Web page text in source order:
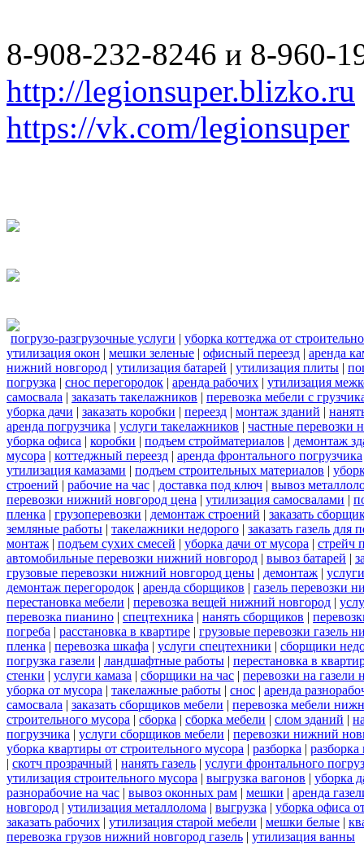
8-908-232-8246 и 8-960-
http://legionsuper.blizko.ru
https://vk.com/legionsuper
погрузо-разгрузочные услуги | уборка коттеджа от
утилизация окон | мешки зеленые | офисный переезд | аренда
нижний новгород | утилизация батарей | утилизация плиты |
погрузка | снос перегородок | аренда рабочих | утилизация
самосвала | заказать такелажников | перевозка мебели с
уборка дачи | заказать коробки | переезд | монтаж зданий |
аренда погрузчика | услуги такелажников | частные перевозки
уборка офиса | коробки | подъем стройматериалов | демонтаж
мусора | коттеджный переезд | аренда фронтального погрузчика
утилизация камазами | подъем строительных материалов |
строений | рабочие на час | доставка под ключ | вывоз
перевозки нижний новгород цена | утилизация самосвалами |
пленка | грузоперевозки | демонтаж строений | заказать
земляные работы | такелажники недорого | заказать газель
монтаж | подъем сухих смесей | уборка дачи от мусора | стрейч
автомобильные перевозки нижний новгород | вывоз батарей |
грузовые перевозки нижний новгород цены | демонтаж |
демонтаж перегородок | аренда сборщиков | газель перевозки
перестановка мебели | перевозка вещей нижний новгород |
перевозка пианино | спецтехника | нанять сборщиков |
погреба | расстановка в квартире | грузовые перевозки газель
пленка | перевозка шкафа | услуги спецтехники | сборщики
погрузка газели | ландшафтные работы | перестановка в
стенки | услуги камаза | сборщики на час | перевозки на
уборка от мусора | такелажные работы | снос | аренда
самосвала | заказать сборщиков мебели | перевозка мебели
строительного мусора | сборка | сборка мебели | слом зданий |
погрузчика | услуги сборщиков мебели | перевозки нижний
уборка квартиры от строительного мусора | разборка |
| скотч прозрачный | нанять газель | услуги фронтального
утилизация строительного мусора | выгрузка вагонов | уборка
разнорабочие на час | вывоз оконных рам | мешки | аренда
новгород | утилизация металлолома | выгрузка | уборка офиса
заказать рабочих | утилизация старой мебели | мешки белые |
перевозка грузов нижний новгород газель | утилизация ванны